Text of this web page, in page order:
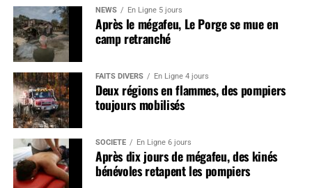
NEWS En Ligne 5 jours
Après le mégafeu, Le Porge se mue en
camp retranché
FAITS DIVERS En Ligne 4 jours
Deux régions en flammes, des pompiers
toujours mobilisés
SOCIÉTÉ En Ligne 6 jours
Après dix jours de mégafeu, des kinés
bénévoles retapent les pompiers